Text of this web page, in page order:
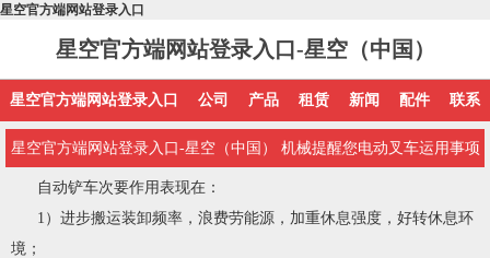
星空官方端网站登录入口
星空官方端网站登录入口-星空（中国）
星空官方端网站登录入口 公司 产品 租赁 新闻 配件 联系
星空官方端网站登录入口-星空（中国） 机械提醒您电动叉车运用事项
自动铲车次要作用表现在：
1）进步搬运装卸频率，浪费劳能源，加重休息强度，好转休息环
境；